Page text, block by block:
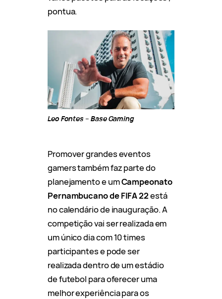
pontua.
Leo Fontes – Base Gaming
Promover grandes eventos
gamers também faz parte do
planejamento e umCampeonato
Pernambucano de FIFA 22está
no calendário de inauguração. A
competição vai ser realizada em
um único dia com 10 times
participantes e pode ser
realizada dentro de um estádio
de futebol para oferecer uma
melhor experiência para os